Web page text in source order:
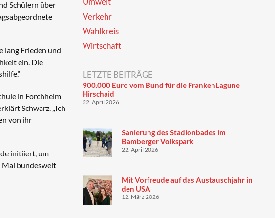
Schülern über
lang Frieden und
ein. Die
in Forchheim
Schwarz. „Ich
von ihr
initiiert, um
Mai bundesweit
Verkehr
Wahlkreis
Wirtschaft
LETZTE BEITRÄGE
900.000 Euro vom Bund für die FrankenLagune
Hirschaid
22. April 2026
Sanierung des Stadionbades im
Bamberger Volkspark
22. April 2026
Mit Vorfreude auf das Austauschjahr in
den USA
12. März 2026